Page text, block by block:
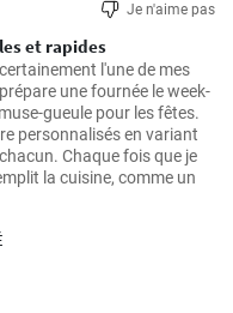
Je n'aime pas
et rapides
l'une de mes
une fournée le week-
gueule pour les fêtes.
personnalisés en variant
Chaque fois que je
la cuisine, comme un